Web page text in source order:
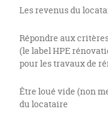
Les revenus du
Répondre aux
(le label HPE
pour les travaux de
Être loué vide (non
du locataire